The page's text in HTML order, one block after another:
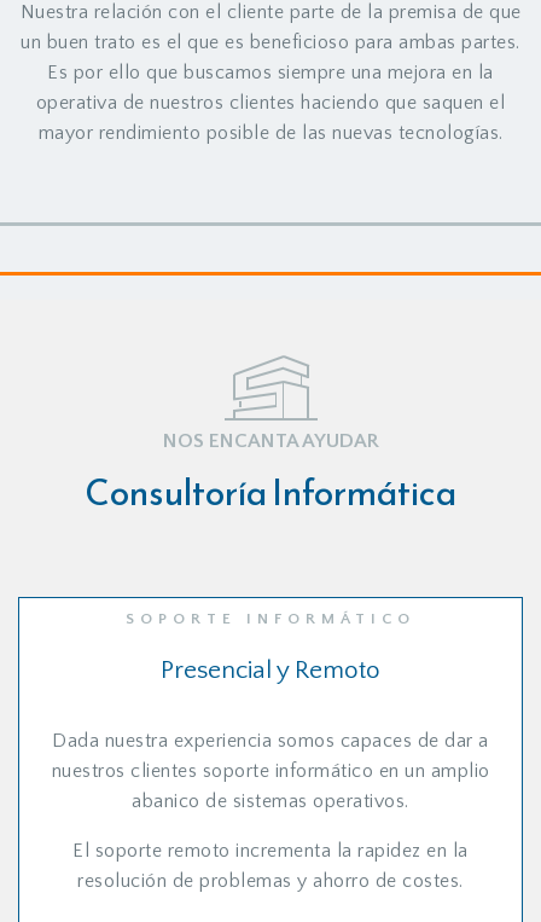
Nuestra relación con el cliente parte de la premisa de que
un buen trato es el que es beneficioso para ambas partes.
Es por ello que buscamos siempre una mejora en la
operativa de nuestros clientes haciendo que saquen el
mayor rendimiento posible de las nuevas tecnologías.
NOS ENCANTA AYUDAR
Consultoría Informática
SOPORTE INFORMÁTICO
Presencial y Remoto
Dada nuestra experiencia somos capaces de dar a
nuestros clientes soporte informático en un amplio
abanico de sistemas operativos.
El soporte remoto incrementa la rapidez en la
resolución de problemas y ahorro de costes.